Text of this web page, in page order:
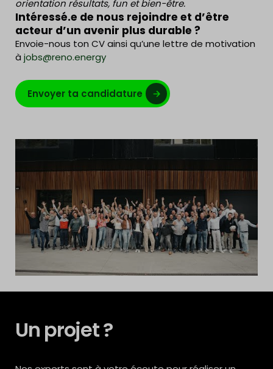
orientation résultats, fun et bien-être.
Intéressé.e de nous rejoindre et d’être
acteur d’un avenir plus durable ?
Envoie-nous ton CV ainsi qu’une lettre de motivation
à jobs@reno.energy
Envoyer ta candidature
Un projet ?